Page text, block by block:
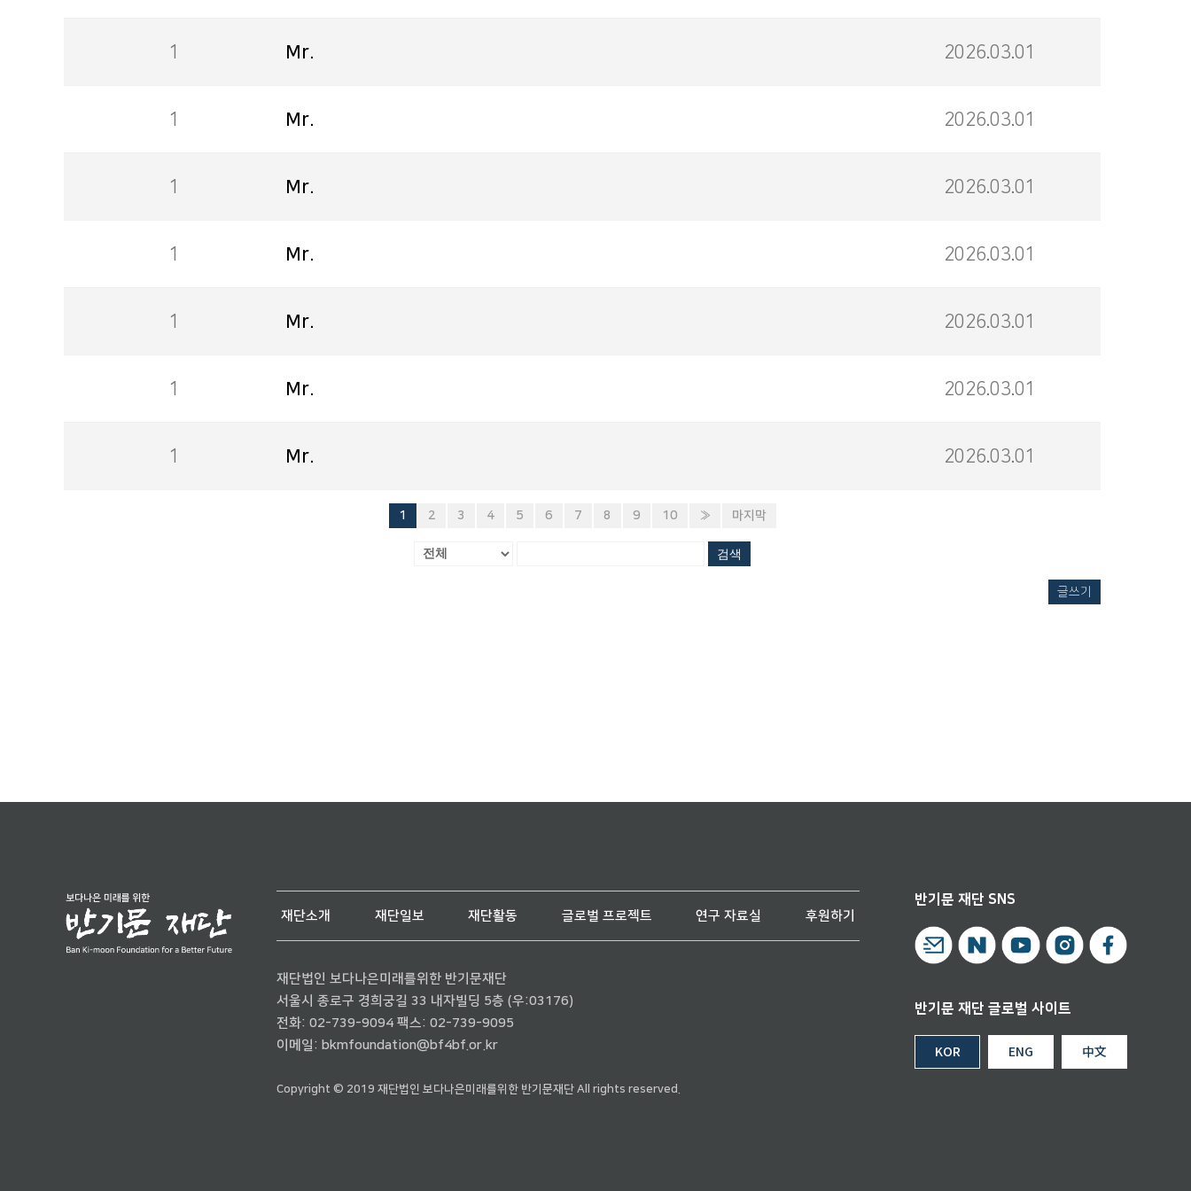
1 Mr. 2026.03.01
1 Mr. 2026.03.01
1 Mr. 2026.03.01
1 Mr. 2026.03.01
1 Mr. 2026.03.01
1 Mr. 2026.03.01
1 Mr. 2026.03.01
1 2 3 4 5 6 7 8 9 10 » 마지막
검색
글쓰기
재단소개 재단일보 재단활동 글로벌 프로젝트 연구 자료실 후원하기
재단법인 보다나은미래를위한 반기문재단
서울시 종로구 경희궁길 33 내자빌딩 5층 (우:03176)
전화: 02-739-9094 팩스: 02-739-9095
이메일: bkmfoundation@bf4bf.or.kr
Copyright © 2019 재단법인 보다나은미래를위한 반기문재단 All rights reserved.
반기문 재단 SNS
반기문 재단 글로벌 사이트
KOR ENG 中文